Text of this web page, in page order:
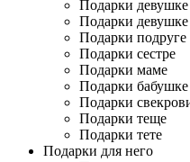
Подарки девушке
Подарки девушке
Подарки подруге
Подарки сестре
Подарки маме
Подарки бабушке
Подарки
Подарки теще
Подарки тете
Подарки для него